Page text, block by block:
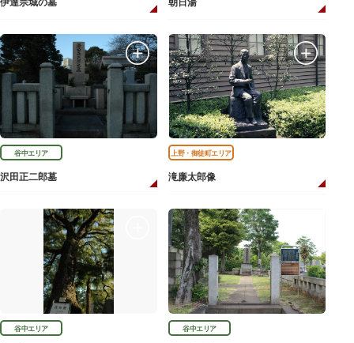
谷中エリア
沢田正二郎墓
上野・御徒町エリア
滝廉太郎像
谷中エリア 谷中エリア